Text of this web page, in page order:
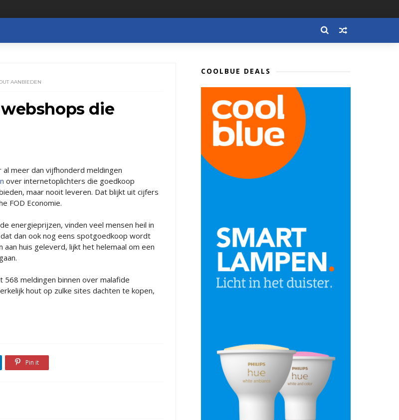
AANBIEDEN
die
al meer dan vijfhonderd meldingen
over internetoplichters die goedkoop
maar nooit leveren. Dat blijkt uit cijfers
FOD Economie.
energieprijzen, vinden veel mensen heil in
dan ook nog eens spotgoedkoop wordt
aan huis geleverd, lijkt het helemaal om een
568 meldingen binnen over malafide
hout op zulke sites dachten te kopen,
Pin it
COOLBUE DEALS